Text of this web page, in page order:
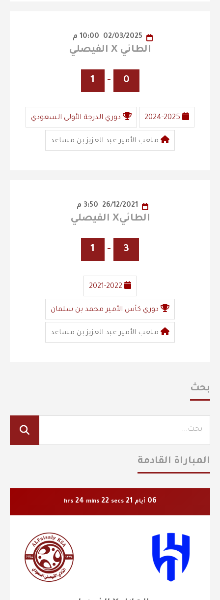
الطائي X الفيصلي
0
-
1
2024-2025 دوري الدرجة الأولى السعودي
ملعب الأمير عبد العزيز بن مساعد
الطائيX الفيصلي
3
-
1
2021-2022
دوري كأس الأمير محمد بن سلمان
ملعب الأمير عبد العزيز بن مساعد
بحث
المباراة القادمة
06 أيام 21
hrs 24 mins 20 secs